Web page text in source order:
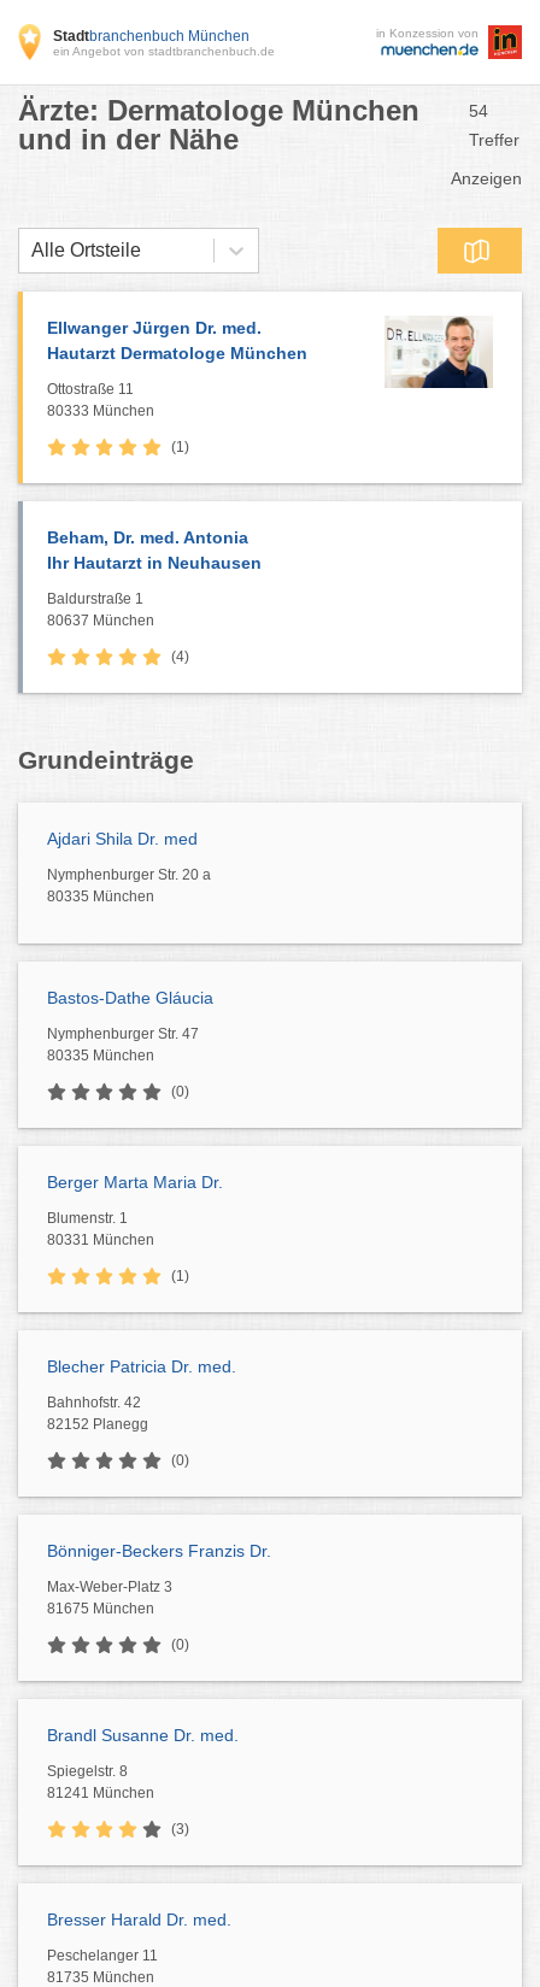
Stadtbranchenbuch München
ein Angebot von stadtbranchenbuch.de
in Konzession von
Ärzte: Dermatologe München
und in der Nähe
54
Treffer
Anzeigen
Alle Ortsteile
Ellwanger Jürgen Dr. med.
Hautarzt Dermatologe München
Ottostraße 11
80333 München
(1)
Beham, Dr. med. Antonia
Ihr Hautarzt in Neuhausen
Baldurstraße 1
80637 München
(4)
Grundeinträge
Ajdari Shila Dr. med
Nymphenburger Str. 20 a
80335 München
Bastos-Dathe Gláucia
Nymphenburger Str. 47
80335 München
(0)
Berger Marta Maria Dr.
Blumenstr. 1
80331 München
(1)
Blecher Patricia Dr. med.
Bahnhofstr. 42
82152 Planegg
(0)
Bönniger-Beckers Franzis Dr.
Max-Weber-Platz 3
81675 München
(0)
Brandl Susanne Dr. med.
Spiegelstr. 8
81241 München
(3)
Bresser Harald Dr. med.
Peschelanger 11
81735 München